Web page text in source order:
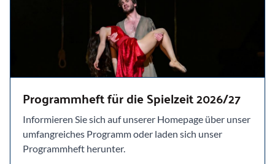
Programmheft für die Spielzeit 2026/27
Informieren Sie sich auf unserer Homepage über unser
umfangreiches Programm oder laden sich unser
Programmheft herunter.